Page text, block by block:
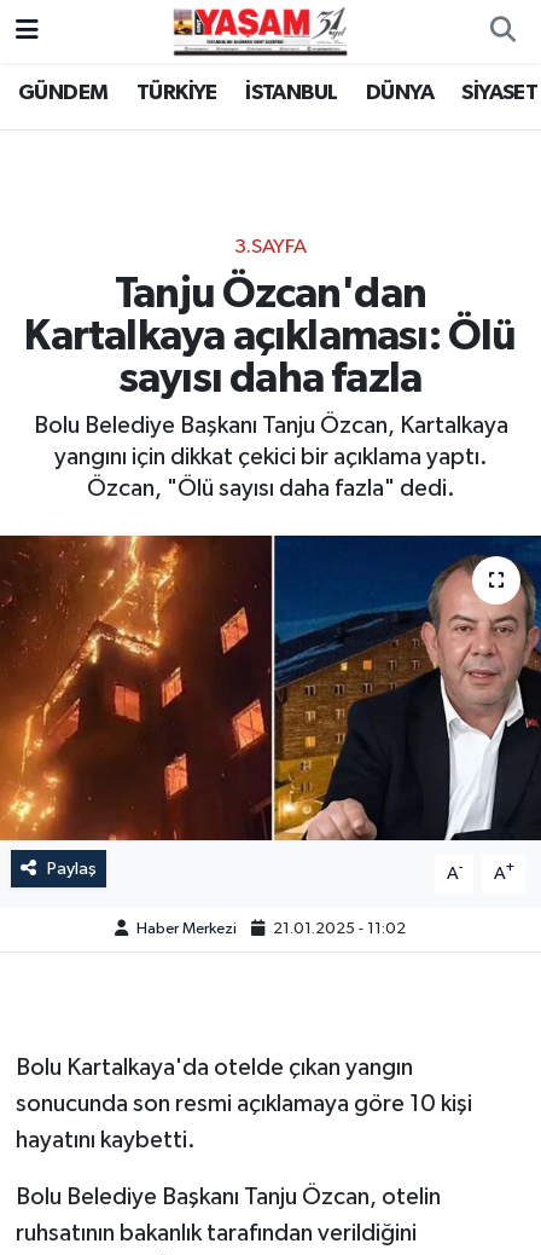
GÜNDEM TÜRKİYE İSTANBUL DÜNYA SİYASET
3.SAYFA
Tanju Özcan'dan
Kartalkaya açıklaması: Ölü
sayısı daha fazla
Bolu Belediye Başkanı Tanju Özcan, Kartalkaya
yangını için dikkat çekici bir açıklama yaptı.
Özcan, "Ölü sayısı daha fazla" dedi.
Paylaş A- A+
Haber Merkezi 21.01.2025 - 11:02
Bolu Kartalkaya'da otelde çıkan yangın
sonucunda son resmi açıklamaya göre 10 kişi
hayatını kaybetti.
Bolu Belediye Başkanı Tanju Özcan, otelin
ruhsatının bakanlık tarafından verildiğini